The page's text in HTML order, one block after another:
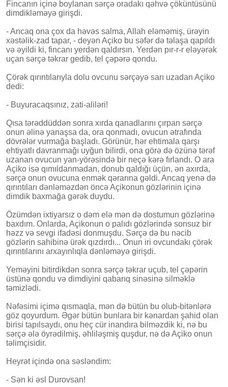
Fincanın içinə boylanan sərçə oradakı qəhvə çöküntüsünü
dimdikləməyə girişdi.
- Ancaq ona çox da həvəs salma, Allah eləməmiş, ürəyin
xəstəlik-zad tapar, - deyən Açiko bu səfər də təlaşa qapıldı
və əyildi ki, fincanı yerdən qaldırsın. Yerdən pır-r-r eləyərək
uçan sərçə təkrar gedib, tel çəpərə qondu.
Çörək qırıntılarıyla dolu ovcunu sərçəyə sarı uzadan Açiko
dedi:
- Buyuracaqsınız, zati-aliləri!
Qısa tərəddüddən sonra xırda qanadlarını çırpan sərçə
onun əlinə yanaşsa da, ora qonmadı, ovucun ətrafında
dövrələr vurmağa başladı. Görünür, hər ehtimala qarşı
ehtiyatlı davranmağı uyğun bilirdi, ona görə də özünə tərəf
uzanan ovucun yan-yörəsində bir neçə kərə fırlandı. O ara
Açiko isə qımıldanmadan, donub qaldığı üçün, ən axırda,
sərçə onun ovucuna enmək qərarına gəldi. Ancaq yenə də
qırıntıları dənləməzdən öncə Açikonun gözlərinin içinə
dimdik baxmağa gərək duydu.
Özümdən ixtiyarsız o dəm elə mən də dostumun gözlərinə
baxdım. Onlarda, Açikonun o palıdı gözlərində sonsuz bir
həzz və sevgi ifadəsi donmuşdu. Sərçə də bu nəcib
gözlərin sahibinə ürək qızdırdı... Onun iri ovcundakı çörək
qırıntılarını arxayınlıqla dənləməyə girişdi.
Yeməyini bitirdikdən sonra sərçə təkrar uçub, tel çəpərin
üstünə qondu və dimdiyini qabarıq sinəsinə silməklə
təmizlədi.
Nəfəsimi içimə qısmaqla, mən də bütün bu olub-bitənlərə
göz qoyurdum. Əgər bütün bunlara bir kənardan şahid olan
birisi tapılsaydı, onu heç cür inandıra bilməzdik ki, nə bu
sərçə ələ öyrədilmiş, əhliləşmiş quşdur, nə də Açiko onun
təlimçisidir.
Heyrət içində ona səsləndim:
- Sən ki əsl Durovsan!